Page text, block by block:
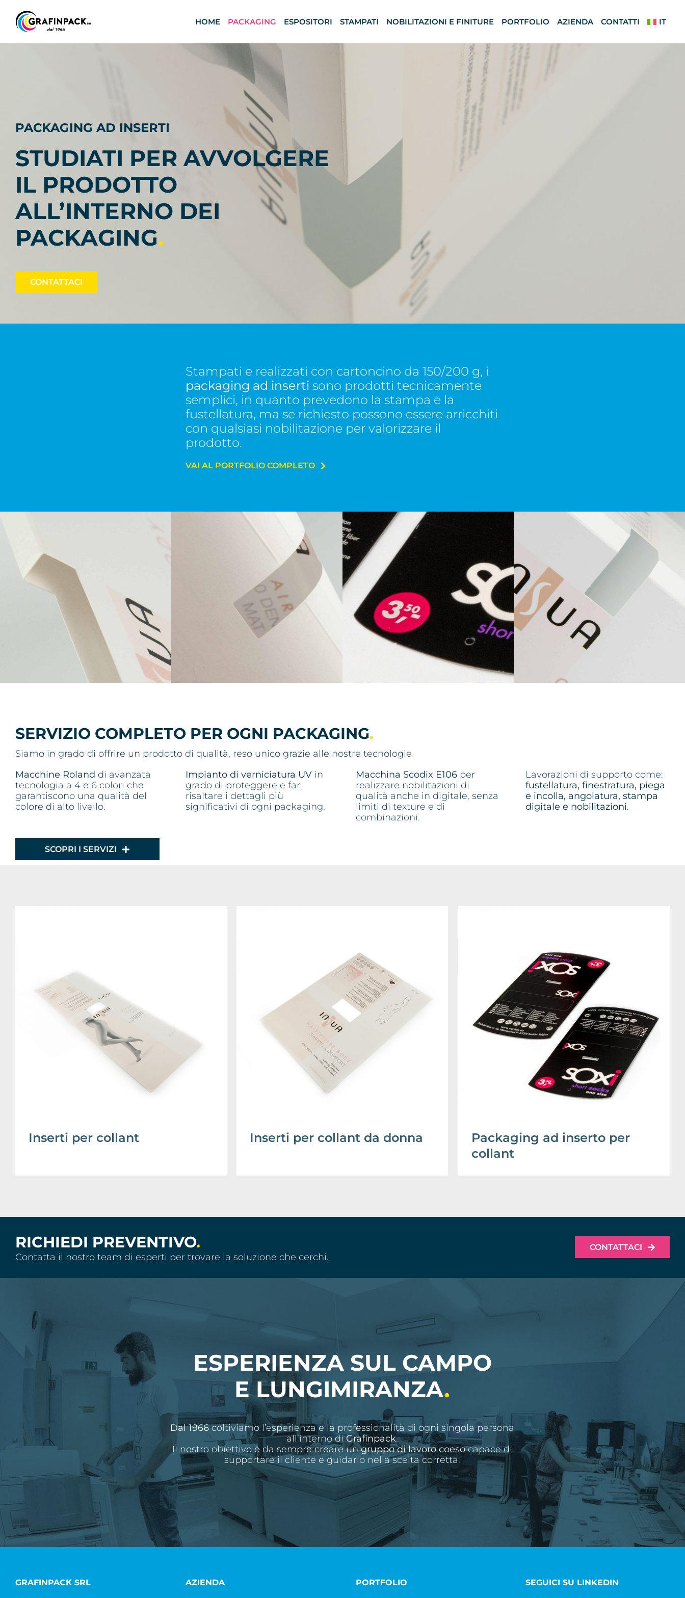
contenuto
HOME PACKAGING ESPOSITORI STAMPATI NOBILITAZIONI E FINITURE PORTFOLIO AZIENDA CONTATTI IT
PACKAGING AD INSERTI
STUDIATI PER AVVOLGERE
IL PRODOTTO
ALL’INTERNO DEI
PACKAGING.
CONTATTACI
Stampati e realizzati con cartoncino da 150/200 g, i
packaging ad inserti sono prodotti tecnicamente
semplici, in quanto prevedono la stampa e la
fustellatura, ma se richiesto possono essere arricchiti
con qualsiasi nobilitazione per valorizzare il
prodotto.
VAI AL PORTFOLIO COMPLETO
SERVIZIO COMPLETO PER OGNI PACKAGING.
Siamo in grado di offrire un prodotto di qualità, reso unico grazie alle nostre tecnologie.
Macchine Roland di avanzata
tecnologia a 4 e 6 colori che
garantiscono una qualità del
colore di alto livello.
Impianto di verniciatura UVin
grado di proteggere e far
risaltare i dettagli più
significativi di ogni packaging.
Macchina Scodix E106per
realizzare nobilitazioni di
qualità anche in digitale, senza
limiti di texture e di
combinazioni.
Lavorazioni di supporto come:
fustellatura, finestratura, piega
e incolla, angolatura, stampa
digitale e nobilitazioni.
SCOPRI I SERVIZI
Inserti per collant Inserti per collant da donna
Packaging ad inserto per
collant
RICHIEDI PREVENTIVO.
Contatta il nostro team di esperti per trovare la soluzione che cerchi.
CONTATTACI
ESPERIENZA SUL CAMPO
E LUNGIMIRANZA.
Dal 1966coltiviamo l’esperienza e la professionalità di ogni singola persona
all’interno diGrafinpack.
Il nostro obiettivo è da sempre creare ungruppo di lavoro coesocapace di
supportare il cliente e guidarlo nella scelta corretta.
GRAFINPACK SRL AZIENDA PORTFOLIO SEGUICI SU LINKEDIN